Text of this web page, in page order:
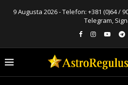
9 Augusta 2026 - Telefon: +381 (0)64 /
Telegram,